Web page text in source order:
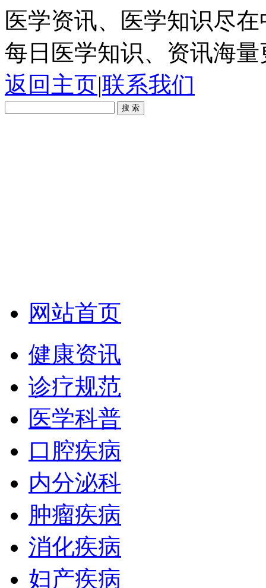
医学资讯、医学知识尽
每日医学知识、资讯海
返回主页|联系我们
网站首页
健康资讯
诊疗规范
医学科普
口腔疾病
内分泌科
肿瘤疾病
消化疾病
妇产疾病